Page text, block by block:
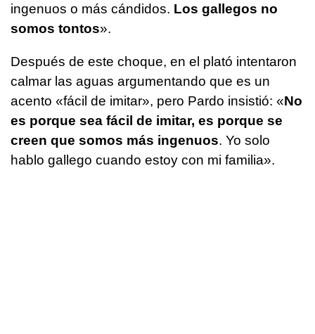
ingenuos o más cándidos. Los gallegos no
somos tontos».
Después de este choque, en el plató intentaron
calmar las aguas argumentando que es un
acento «fácil de imitar», pero Pardo insistió: «No
es porque sea fácil de imitar, es porque se
creen que somos más ingenuos. Yo solo
hablo gallego cuando estoy con mi familia».